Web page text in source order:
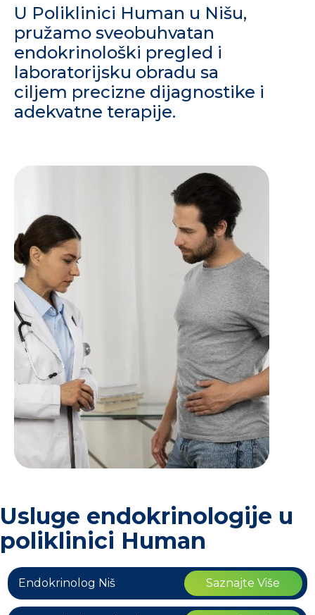
U Poliklinici Human u Nišu,
pružamo sveobuhvatan
endokrinološki pregled i
laboratorijsku obradu sa
ciljem precizne dijagnostike i
adekvatne terapije.
Usluge endokrinologije u
poliklinici Human
Endokrinolog Niš Saznajte Više